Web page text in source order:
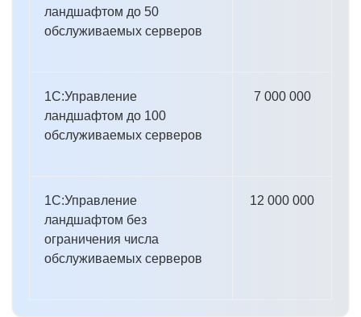
ландшафтом до 50
обслуживаемых серверов
1С:Управление
ландшафтом до 100
обслуживаемых серверов
7 000 000
1С:Управление
ландшафтом без
ограничения числа
обслуживаемых серверов
12 000 000